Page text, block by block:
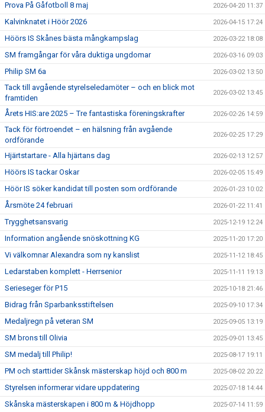
Prova På Gåfotboll 8 maj 2026-04-20 11:37
Kalvinknatet i Höör 2026 2026-04-15 17:24
Höörs IS Skånes bästa mångkampslag 2026-03-22 18:08
SM framgångar för våra duktiga ungdomar 2026-03-16 09:03
Philip SM 6a 2026-03-02 13:50
Tack till avgående styrelseledamöter – och en blick mot
framtiden
2026-03-02 13:45
Årets HIS:are 2025 – Tre fantastiska föreningskrafter 2026-02-26 14:59
Tack för förtroendet – en hälsning från avgående
ordförande
2026-02-25 17:29
Hjärtstartare - Alla hjärtans dag 2026-02-13 12:57
Höörs IS tackar Oskar 2026-02-05 15:49
Höör IS söker kandidat till posten som ordförande 2026-01-23 10:02
Årsmöte 24 februari 2026-01-22 11:41
Trygghetsansvarig 2025-12-19 12:24
Information angående snöskottning KG 2025-11-20 17:20
Vi välkomnar Alexandra som ny kanslist 2025-11-12 18:45
Ledarstaben komplett - Herrsenior 2025-11-11 19:13
Serieseger för P15 2025-10-18 21:46
Bidrag från Sparbanksstiftelsen 2025-09-10 17:34
Medaljregn på veteran SM 2025-09-05 13:19
SM brons till Olivia 2025-09-01 13:45
SM medalj till Philip! 2025-08-17 19:11
PM och starttider Skånsk mästerskap höjd och 800 m 2025-08-02 20:22
Styrelsen informerar vidare uppdatering 2025-07-18 14:44
Skånska mästerskapen i 800 m & Höjdhopp 2025-07-14 11:59